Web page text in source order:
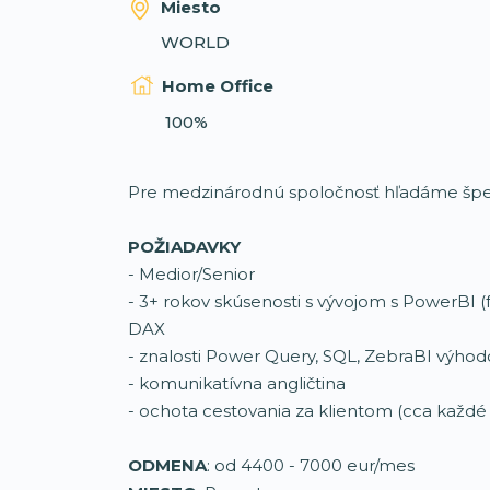
Miesto
WORLD
Home Office
100%
Pre medzinárodnú spoločnosť hľadáme
POŽIADAVKY
- Medior/Senior
- 3+ rokov skúsenosti s vývojom s PowerBI
DAX
- znalosti Power Query, SQL, ZebraBI
- komunikatívna angličtina
- ochota cestovania za klientom (cca
ODMENA: od 4400 - 7000 eur/mes